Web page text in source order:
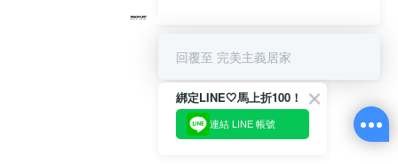
回覆至 完美主義居家
綁定LINE🤍馬上折100！
連結 LINE 帳號